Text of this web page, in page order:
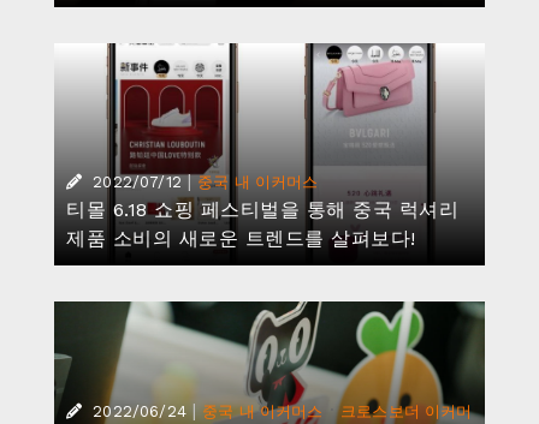
2022/07/12 | 중국 내 이커머스
티몰 6.18 쇼핑 페스티벌을 통해 중국 럭셔리
제품 소비의 새로운 트렌드를 살펴보다!
2022/06/24 | 중국 내 이커머스 ·크로스보더 이커머